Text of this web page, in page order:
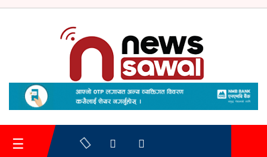
गृहपृष्ठ
समाचार
☰